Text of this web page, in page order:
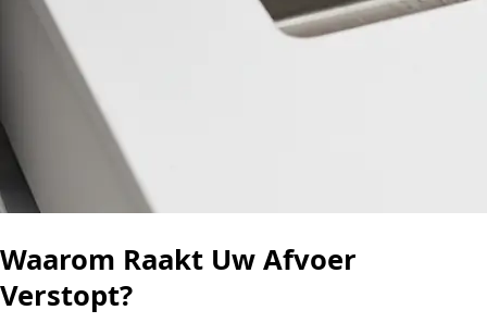
Waarom Raakt Uw Afvoer
Verstopt?